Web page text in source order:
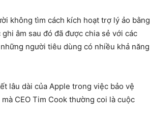
không tìm cách kích hoạt trợ lý ảo bằng
âm sau đó đã được chia sẻ với các
người tiêu dùng có nhiều khả năng
lâu dài của Apple trong việc bảo vệ
CEO Tim Cook thường coi là cuộc